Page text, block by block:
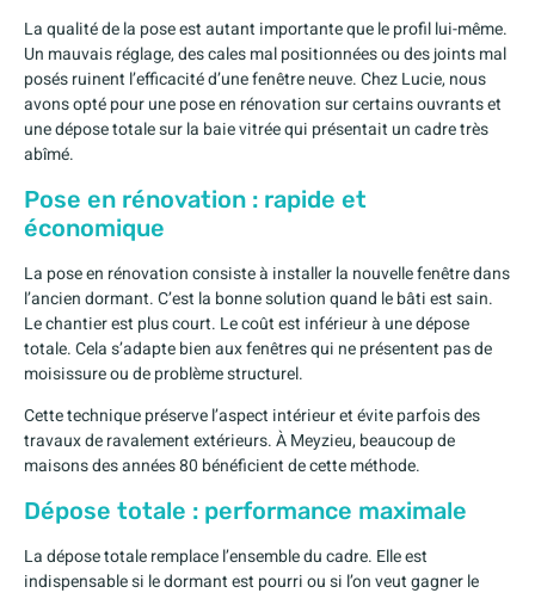
La qualité de la pose est autant importante que le profil lui-même.
Un mauvais réglage, des cales mal positionnées ou des joints mal
posés ruinent l’efficacité d’une fenêtre neuve. Chez Lucie, nous
avons opté pour une pose en rénovation sur certains ouvrants et
une dépose totale sur la baie vitrée qui présentait un cadre très
abîmé.
Pose en rénovation : rapide et
économique
La pose en rénovation consiste à installer la nouvelle fenêtre dans
l’ancien dormant. C’est la bonne solution quand le bâti est sain.
Le chantier est plus court. Le coût est inférieur à une dépose
totale. Cela s’adapte bien aux fenêtres qui ne présentent pas de
moisissure ou de problème structurel.
Cette technique préserve l’aspect intérieur et évite parfois des
travaux de ravalement extérieurs. À Meyzieu, beaucoup de
maisons des années 80 bénéficient de cette méthode.
Dépose totale : performance maximale
La dépose totale remplace l’ensemble du cadre. Elle est
indispensable si le dormant est pourri ou si l’on veut gagner le